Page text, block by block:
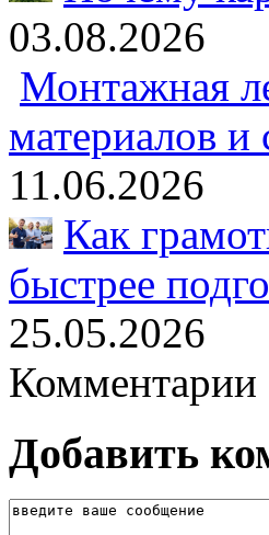
03.08.2026
Монтажная
материалов
11.06.2026
Как
быстрее
25.05.2026
Комментарии
Добавить